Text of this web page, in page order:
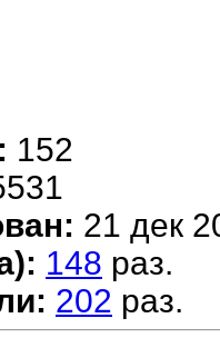
152
21 дек
148 раз.
202 раз.